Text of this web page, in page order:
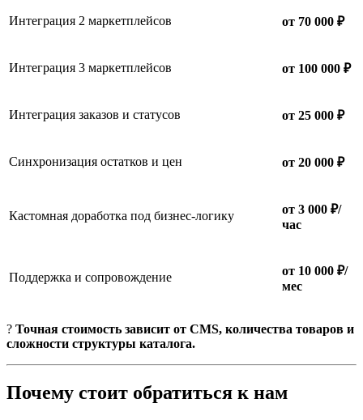
Интеграция 2 маркетплейсов от 70 000 ₽
Интеграция 3 маркетплейсов от 100 000 ₽
Интеграция заказов и статусов от 25 000 ₽
Синхронизация остатков и цен от 20 000 ₽
Кастомная доработка под бизнес-логику
от 3 000 ₽/
час
Поддержка и сопровождение
от 10 000 ₽/
мес
? Точная стоимость зависит от CMS, количества товаров и
сложности структуры каталога.
Почему стоит обратиться к нам